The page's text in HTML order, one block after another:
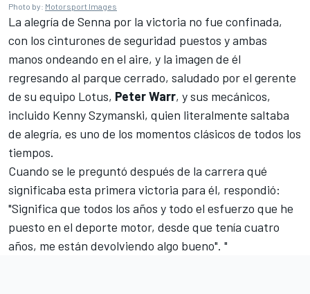
Photo by: Motorsport Images
La alegría de Senna por la victoria no fue confinada,
con los cinturones de seguridad puestos y ambas
manos ondeando en el aire, y la imagen de él
regresando al parque cerrado, saludado por el gerente
de su equipo Lotus, Peter Warr, y sus mecánicos,
incluido Kenny Szymanski, quien literalmente saltaba
de alegría, es uno de los momentos clásicos de todos los
tiempos.
Cuando se le preguntó después de la carrera qué
significaba esta primera victoria para él, respondió:
"Significa que todos los años y todo el esfuerzo que he
puesto en el deporte motor, desde que tenía cuatro
años, me están devolviendo algo bueno". "